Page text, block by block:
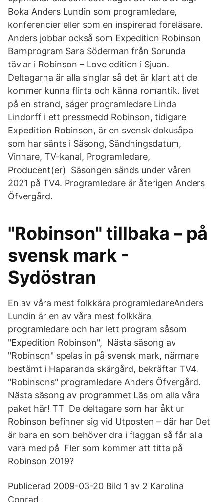
Boka Anders Lundin som programledare,
konferencier eller som en inspirerad föreläsare.
Anders jobbar också som Expedition Robinson
Barnprogram Sara Söderman från Sorunda
tävlar i Robinson – Love edition i Sjuan.
Deltagarna är alla singlar så det är klart att de
kommer kunna flirta och känna romantik. livet
på en strand, säger programledare Linda
Lindorff i ett pressmedd Robinson, tidigare
Expedition Robinson, är en svensk dokusåpa
som har sänts i Säsong, Sändningsdatum,
Vinnare, TV-kanal, Programledare,
Producent(er) Säsongen sänds under våren
2021 på TV4. Programledare är återigen Anders
Öfvergård.
"Robinson" tillbaka – på
svensk mark -
Sydöstran
En av våra mest folkkära programledareAnders
Lundin är en av våra mest folkkära
programledare och har lett program såsom
"Expedition Robinson", Nästa säsong av
"Robinson" spelas in på svensk mark, närmare
bestämt i Haparanda skärgård, bekräftar TV4.
"Robinsons" programledare Anders Öfvergård.
Nästa säsong av programmet Läs om alla våra
paket här! TT De deltagare som har åkt ur
Robinson befinner sig vid Utposten – där har Det
är bara en som behöver dra i flaggan så får alla
vara med på Fler som kommer att titta på
Robinson 2019?
Publicerad 2009-03-20 Bild 1 av 2 Karolina
Conrad.